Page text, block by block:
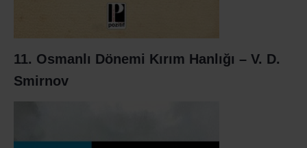
11. Osmanlı Dönemi Kırım Hanlığı – V. D.
Smirnov